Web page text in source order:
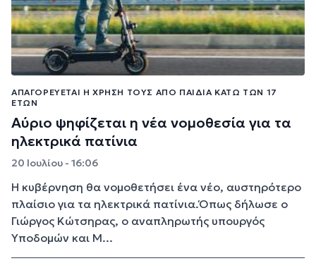
ΑΠΑΓΟΡΕΎΕΤΑΙ Η ΧΡΉΣΗ ΤΟΥΣ ΑΠΌ ΠΑΙΔΙΆ ΚΆΤΩ ΤΩΝ 17
ΕΤΏΝ
Αύριο ψηφίζεται η νέα νομοθεσία για τα
ηλεκτρικά πατίνια
20 Ιουλίου - 16:06
Η κυβέρνηση θα νομοθετήσει ένα νέο, αυστηρότερο
πλαίσιο για τα ηλεκτρικά πατίνια.Όπως δήλωσε ο
Γιώργος Κώτσηρας, ο αναπληρωτής υπουργός
Υποδομών και Μ...